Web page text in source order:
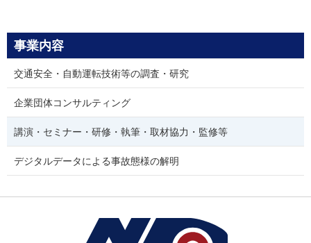
事業内容
交通安全・自動運転技術等の調査・研究
企業団体コンサルティング
講演・セミナー・研修・執筆・取材協力・監修等
デジタルデータによる事故態様の解明